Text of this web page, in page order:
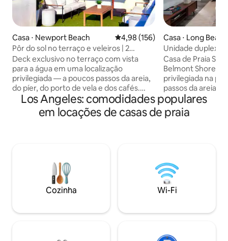
Casa ⋅ Newport Beach 4,98 de uma avaliação média de
4,98 (156)
Pôr do sol no terraço e veleiros | 2
minutos até a areia · Ar-condicionado
Deck exclusivo no terraço com vista
para a água em uma localização
privilegiada — a poucos passos da areia,
do píer, do porto de vela e dos cafés.
Harbor Lookout é um novo apartamento
de luxo de 3 quartos com design
moderno, ar-condicionado raro e uma
brilharem ao pôr do sol. Um retiro onde
você não precisa de carro, projetado
para um luxo descontraído. Destaques
✓ Vista para o porto no terraço ✓ Ar
Veículo elétrico⚡ ✓ King + 2 Queens ✓
Casa ⋅ Long Beach
Unidade duplex à
king size 2,5
Casa de Praia
Belmont Shore.
privilegiada na
passos da areia e
fácil caminhada
restaurantes e
Venha para os
360° para o mar /
OLED de alta
escurecer o
confortáveis - Cozinha totalmente
cozinha, panelas
Los Angeles: comodidades populares
em locações de casas de praia
Cozinha Wi-Fi